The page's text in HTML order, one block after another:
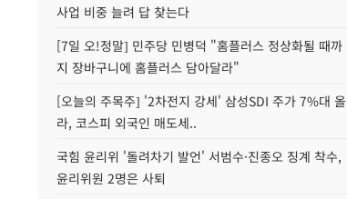
사업 비중 늘려 답 찾는다
[7일 오!정말] 민주당 민병덕 "홈플러스 정상화될 때까
지 장바구니에 홈플러스 담아달라"
[오늘의 주목주] '2차전지 강세' 삼성SDI 주가 7%대 올
라, 코스피 외국인 매도세..
국힘 윤리위 '돌려차기 발언' 서범수·진종오 징계 착수,
윤리위원 2명은 사퇴